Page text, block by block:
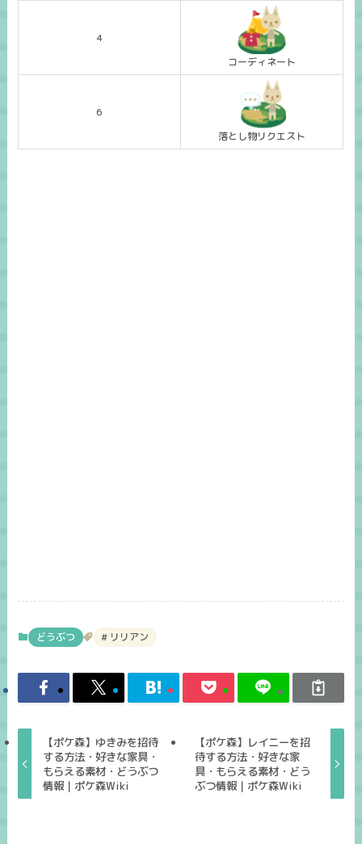
4
コーディネート
6
落とし物リクエスト
どうぶつ リリアン
【ポケ森】ゆきみを招待
する方法・好きな家具・
もらえる素材・どうぶつ
情報｜ポケ森Wiki
【ポケ森】レイニーを招
待する方法・好きな家
具・もらえる素材・どう
ぶつ情報｜ポケ森Wiki